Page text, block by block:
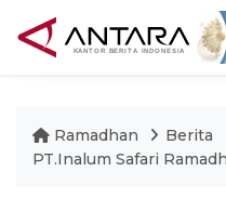
Ramadhan
Berita
PT.Inalum Safari